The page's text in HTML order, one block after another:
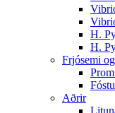
H.
H.
Frjósemi
Aðrir